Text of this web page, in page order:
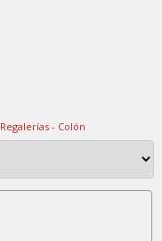
Regalerías - Colón